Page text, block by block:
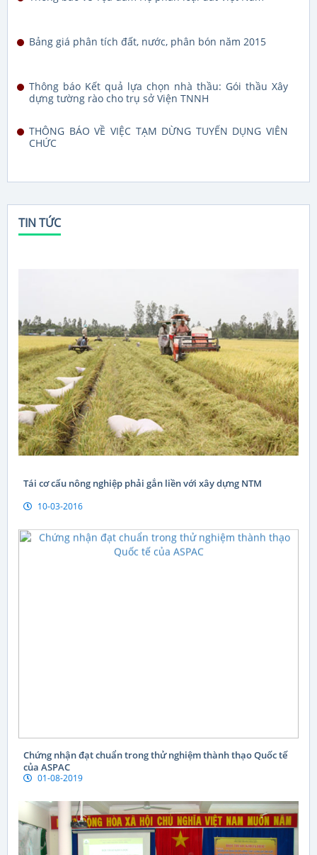
Bảng giá phân tích đất, nước, phân bón năm 2015
Thông báo Kết quả lựa chọn nhà thầu: Gói thầu Xây
dựng tường rào cho trụ sở Viện TNNH
THÔNG BÁO VỀ VIỆC TẠM DỪNG TUYỂN DỤNG VIÊN
CHỨC
TIN TỨC
Tái cơ cấu nông nghiệp phải gắn liền với xây dựng NTM
10-03-2016
Chứng nhận đạt chuẩn trong thử nghiệm thành thạo Quốc tế
của ASPAC
01-08-2019